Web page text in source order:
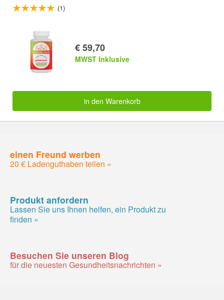
(1)
€ 59,70
MWST Inklusive
in den Warenkorb
einen Freund werben
20 € Ladenguthaben teilen »
Produkt anfordern
Lassen Sie uns Ihnen helfen, ein Produkt zu
finden »
Besuchen Sie unseren Blog
für die neuesten Gesundheitsnachrichten »